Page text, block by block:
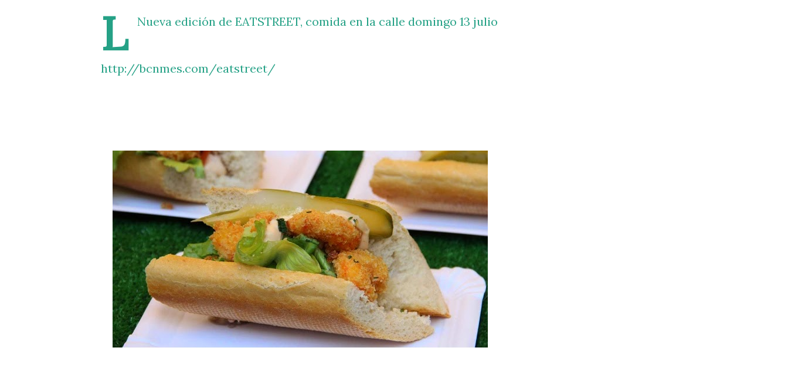
L Nueva edición de EATSTREET, comida en la calle domingo 13 julio
http://bcnmes.com/eatstreet/